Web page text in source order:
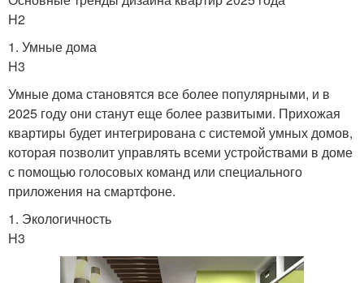
H2
1. Умные дома
H3
Умные дома становятся все более популярными, и в
2025 году они станут еще более развитыми. Прихожая
квартиры будет интегрирована с системой умных домов,
которая позволит управлять всеми устройствами в доме
с помощью голосовых команд или специального
приложения на смартфоне.
1. Экологичность
H3